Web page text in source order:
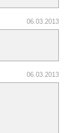
06.03.2013
06.03.2013